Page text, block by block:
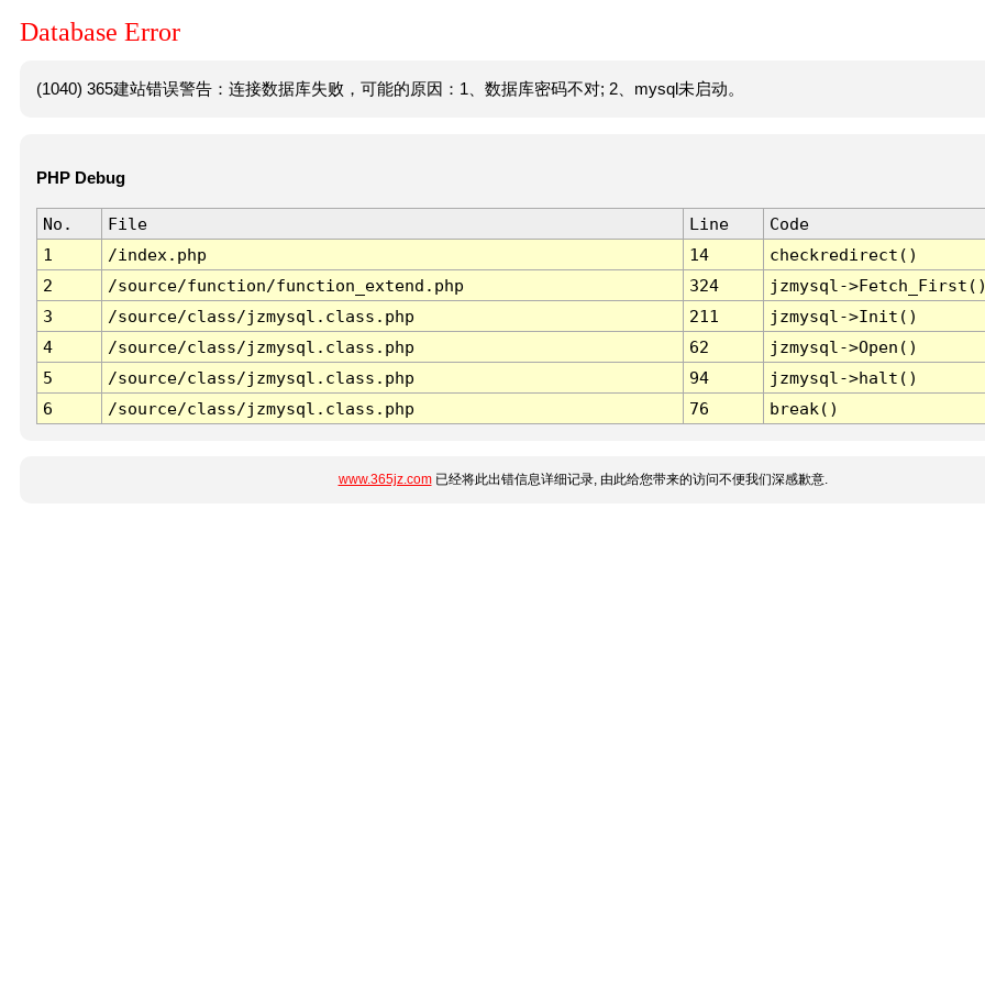
Database Error
(1040) 365建站错误警告：连接数据库失败，可能的原因：1、数据库密码不对; 2、mysql未启动。
PHP Debug
No. File Line
Code
1
/index.php 14
checkredirect()
2
/source/function/function_extend.php 324
jzmysql-
3
/source/class/jzmysql.class.php 211
jzmysql->Init()
4
/source/class/jzmysql.class.php 62
jzmysql->Open()
5
/source/class/jzmysql.class.php 94
jzmysql->halt()
6
/source/class/jzmysql.class.php 76 break()
www.365jz.com已经将此出错信息详细记录, 由此给您带来的访问不便我们深感歉意.